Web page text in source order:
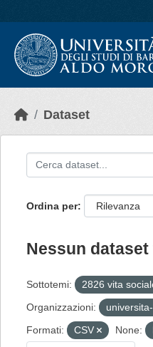
Dataset
Ordina per
Nessun
Sottotemi: 2826 vita
Organizzazioni:
Formati:
CSV None: